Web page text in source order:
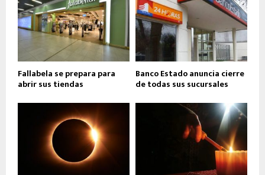
Fallabela se prepara para
abrir sus tiendas
Banco Estado anuncia cierre
de todas sus sucursales